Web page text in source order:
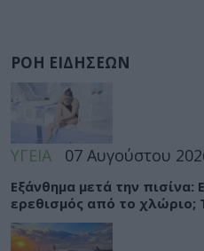
ΡΟΗ ΕΙΔΗΣΕΩΝ
ΥΓΕΙΑ 07 Αυγούστου
Εξάνθημα μετά την πισίνα:
ερεθισμός από το χλώριο;